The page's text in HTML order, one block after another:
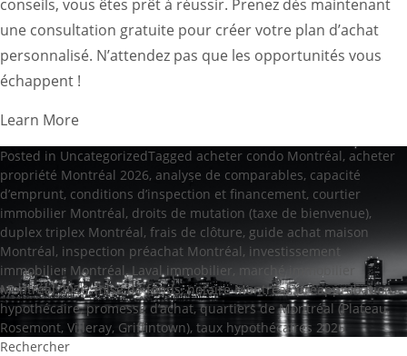
conseils, vous êtes prêt à réussir. Prenez dès maintenant
une consultation gratuite pour créer votre plan d’achat
personnalisé. N’attendez pas que les opportunités vous
échappent !
Learn More
Posted in UncategorizedTagged acheter condo Montréal, acheter
propriété Montréal 2026, analyse de comparables, capacité
d’emprunt, conditions d’inspection et financement, courtier
immobilier Montréal, droits de mutation (taxe de bienvenue),
duplex triplex Montréal, frais de clôture, guide achat maison
Montréal, inspection préachat Montréal, investissement
immobilier Montréal,Laval immobilier, marché immobilier
Montréal 2026,mise de fonds,notaire Montréal,préapprobation
hypothécaire,promesse d’achat,quartiers de Montréal (Plateau,
Rosemont, Villeray, Griffintown), taux hypothécaires 2026
Rechercher